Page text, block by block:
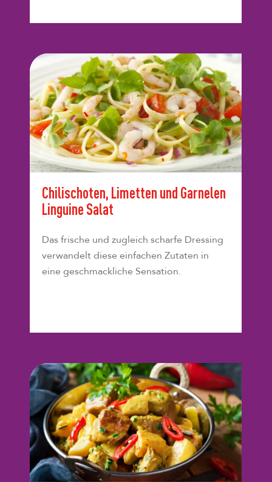
Chilischoten, Limetten und Garnelen
Linguine Salat
Das frische und zugleich scharfe Dressing
verwandelt diese einfachen Zutaten in
eine geschmackliche Sensation.